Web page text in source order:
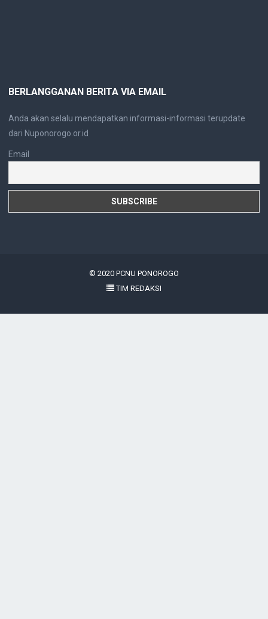
BERLANGGANAN BERITA VIA EMAIL
Anda akan selalu mendapatkan informasi-informasi terupdate
dari Nuponorogo.or.id
Email
© 2020 PCNU PONOROGO
TIM REDAKSI